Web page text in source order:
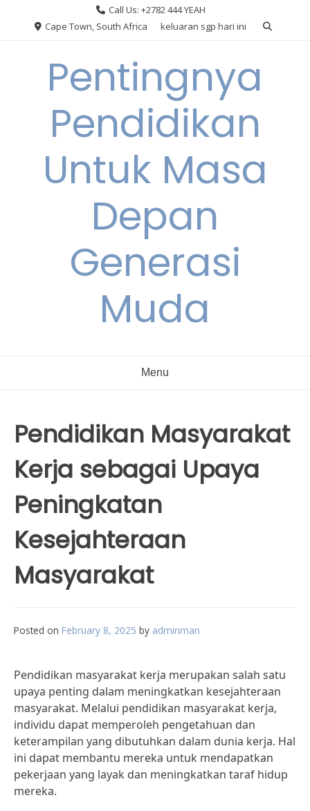
Call Us: +2782 444 YEAH
Cape Town, South Africa
keluaran sgp hari ini
Pentingnya
Pendidikan
Untuk Masa
Depan
Generasi
Muda
Menu
Pendidikan Masyarakat
Kerja sebagai Upaya
Peningkatan
Kesejahteraan
Masyarakat
Posted on February 8, 2025 by adminman
Pendidikan masyarakat kerja merupakan salah satu
upaya penting dalam meningkatkan kesejahteraan
masyarakat. Melalui pendidikan masyarakat kerja,
individu dapat memperoleh pengetahuan dan
keterampilan yang dibutuhkan dalam dunia kerja. Hal
ini dapat membantu mereka untuk mendapatkan
pekerjaan yang layak dan meningkatkan taraf hidup
mereka.